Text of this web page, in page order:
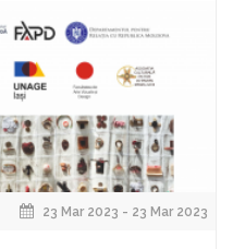
23 Mar 2023 - 23 Mar 2023